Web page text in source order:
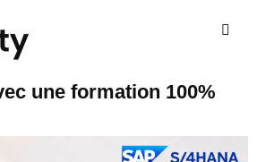
une formation 100%